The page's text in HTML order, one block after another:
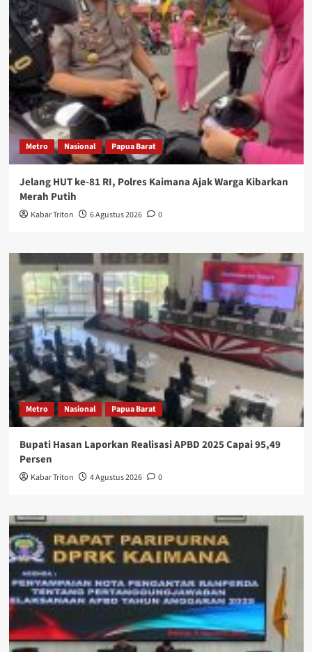
Metro Nasional Papua Barat
Jelang HUT ke-81 RI, Polres Kaimana Ajak Warga Kibarkan
Merah Putih
Kabar Triton 6 Agustus 2026 0
Metro Nasional Papua Barat
Bupati Hasan Laporkan Realisasi APBD 2025 Capai 95,49
Persen
Kabar Triton 4 Agustus 2026 0